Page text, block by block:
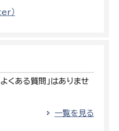
）
くある質問」はありませ
一覧を見る